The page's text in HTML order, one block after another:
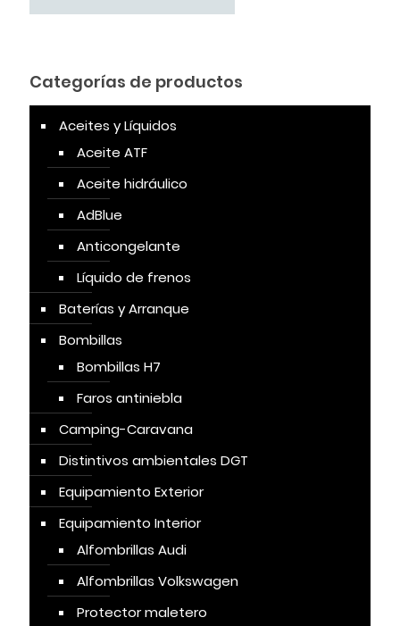
Categorías de productos
Aceites y Líquidos
Aceite ATF
Aceite hidráulico
AdBlue
Anticongelante
Líquido de frenos
Baterías y Arranque
Bombillas
Bombillas H7
Faros antiniebla
Camping-Caravana
Distintivos ambientales DGT
Equipamiento Exterior
Equipamiento Interior
Alfombrillas Audi
Alfombrillas Volkswagen
Protector maletero